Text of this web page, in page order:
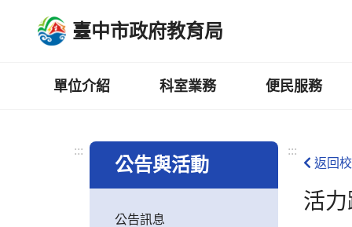
臺中市政府教育局
單位介紹 科室業務 便民服務
:::
公告與活動
公告訊息
:::
返回
活